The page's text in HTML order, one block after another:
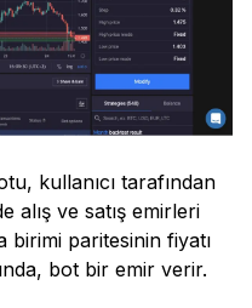
kullanıcı tarafından
alış ve satış emirleri
paritesinin fiyatı
bot bir emir verir.